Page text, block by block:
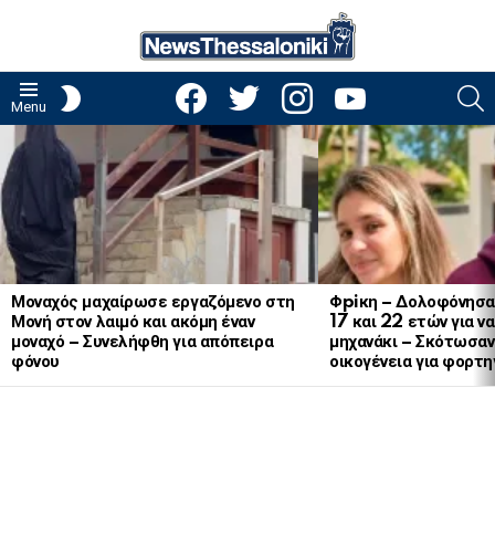
Menu
facebooktwitter instagramyoutube
LATEST
STORIES
Μοναχός μαχαίρωσε εργαζόμενο στη
Μονή στον λαιμό και ακόμη έναν
μοναχό – Συνελήφθη για απόπειρα
φόνου
Φpiκη –
17 και 22 ετών για
μηχανάκι – Σκότωσαν
οικογένεια για